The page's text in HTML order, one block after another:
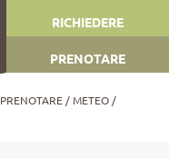
RICHIEDERE
PRENOTARE
PRENOTARE
METEO